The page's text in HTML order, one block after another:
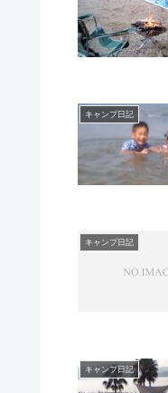
キャンプ日記
キャンプ日記
キャンプ日記